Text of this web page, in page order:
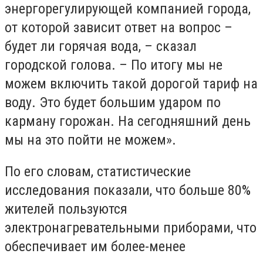
энергорегулирующей компанией города,
от которой зависит ответ на вопрос –
будет ли горячая вода, – сказал
городской голова. – По итогу мы не
можем включить такой дорогой тариф на
воду. Это будет большим ударом по
карману горожан. На сегодняшний день
мы на это пойти не можем».
По его словам, статистические
исследования показали, что больше 80%
жителей пользуются
электронагревательными приборами, что
обеспечивает им более-менее